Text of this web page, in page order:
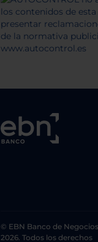
© EBN Banco de
2026. Todos los derechos